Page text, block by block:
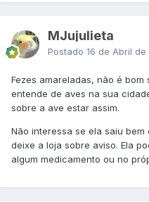
MJujulieta
Postado 16 de Abril de
Fezes amareladas, não é bom
entende de aves na sua
sobre a ave estar assim.
Não interessa se ela saiu
deixe a loja sobre aviso. Ela
algum medicamento ou no